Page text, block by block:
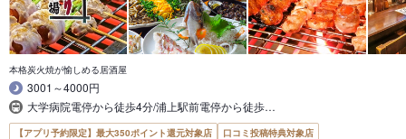
本格炭火焼が愉しめる居酒屋
3001～4000円
大学病院電停から徒歩4分/浦上駅前電停から徒歩…
【アプリ予約限定】最大350ポイント還元対象店
口コミ投稿特典対象店